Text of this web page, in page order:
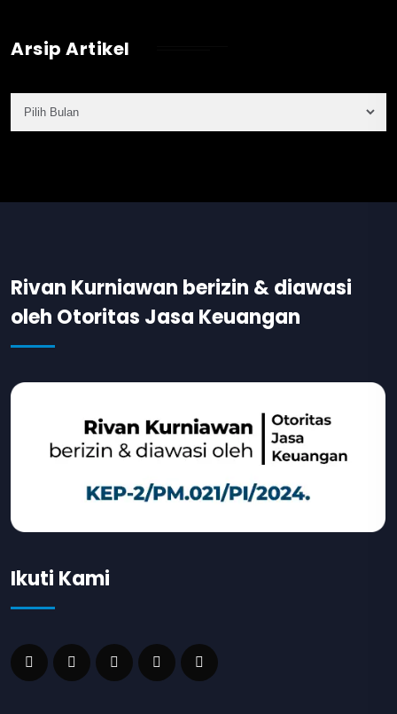
Arsip Artikel
Rivan Kurniawan berizin & diawasi
oleh Otoritas Jasa Keuangan
Ikuti Kami